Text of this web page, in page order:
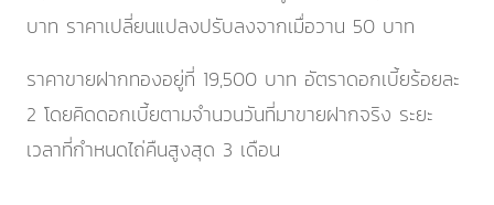
บาท ราคาเปลี่ยนแปลงปรับลงจากเมื่อวาน 50 บาท
ราคาขายฝากทองอยู่ที่ 19,500 บาท อัตราดอกเบี้ยร้อยละ
2 โดยคิดดอกเบี้ยตามจำนวนวันที่มาขายฝากจริง ระยะ
เวลาที่กำหนดไถ่คืนสูงสุด 3 เดือน